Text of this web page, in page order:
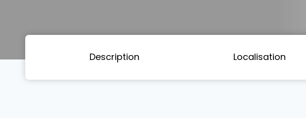
Description Localisation